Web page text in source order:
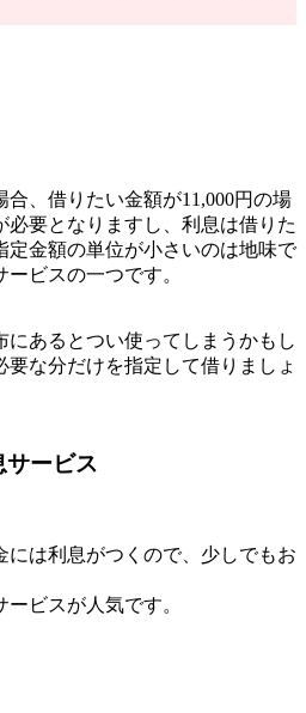
、借りたい金額が11,000円の場
要となりますし、利息は借りた
定金額の単位が小さいのは地味で
ビスの一つです。
にあるとつい使ってしまうかもし
な分だけを指定して借りましょ
ービス
には利息がつくので、少しでもお
ビスが人気です。